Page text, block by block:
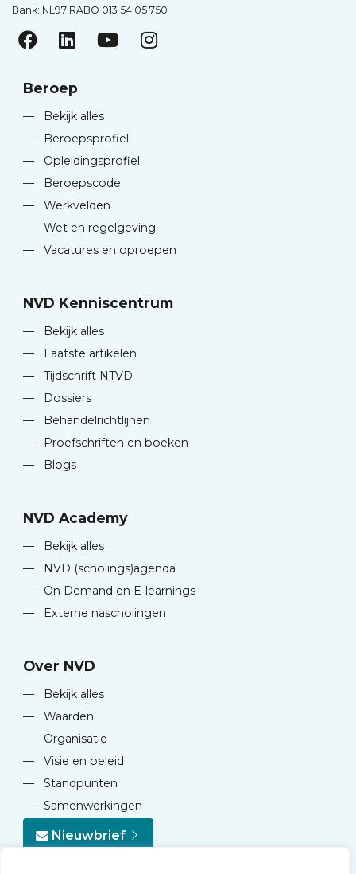
Bank: NL97 RABO 013 54 05 750
Beroep
—
Bekijk alles
—
Beroepsprofiel
—
Opleidingsprofiel
—
Beroepscode
—
Werkvelden
—
Wet en regelgeving
—
Vacatures en oproepen
NVD Kenniscentrum
—
Bekijk alles
—
Laatste artikelen
—
Tijdschrift NTVD
—
Dossiers
—
Behandelrichtlijnen
—
Proefschriften en boeken
—
Blogs
NVD Academy
—
Bekijk alles
—
NVD (scholings)agenda
—
On Demand en E-learnings
—
Externe nascholingen
Over NVD
—
Bekijk alles
—
Waarden
—
Organisatie
—
Visie en beleid
—
Standpunten
—
Samenwerkingen
Nieuwbrief